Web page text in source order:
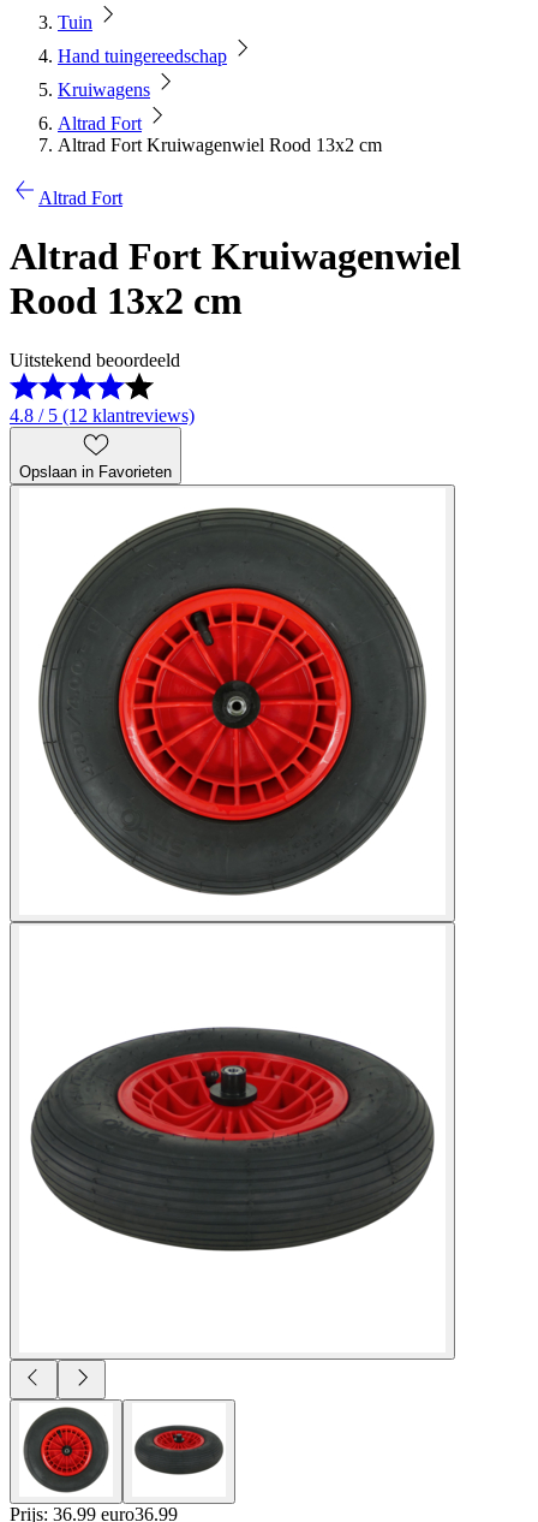
Tuin
Hand tuingereedschap
Kruiwagens
Altrad Fort
Altrad Fort Kruiwagenwiel Rood 13x2 cm
Altrad Fort
Altrad Fort Kruiwagenwiel
Rood 13x2 cm
Uitstekend beoordeeld
4.8 / 5 (12 klantreviews)
Opslaan in Favorieten
Prijs: 36.99 euro36.99